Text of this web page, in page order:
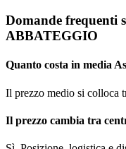
Domande frequenti
ABBATEGGIO
Quanto costa in media
Il prezzo medio si colloca
Il prezzo cambia tra